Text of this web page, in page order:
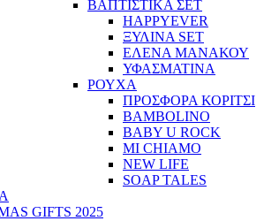
ΒΑΠΤΙΣΤΙΚΑ ΣΕΤ
HAPPYEVER
ΞΥΛΙΝΑ SET
ΕΛΕΝΑ ΜΑΝΑΚΟΥ
ΥΦΑΣΜΑΤΙΝΑ
ΡΟΥΧΑ
ΠΡΟΣΦΟΡΑ ΚΟΡΙΤΣΙ
BAMBOLINO
BABY U ROCK
MI CHIAMO
NEW LIFE
SOAP TALES
GIFTS 2025